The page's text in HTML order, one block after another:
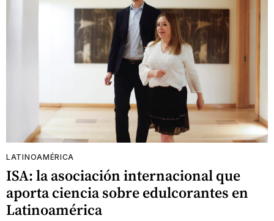
LATINOAMÉRICA
ISA: la asociación internacional que
aporta ciencia sobre edulcorantes en
Latinoamérica